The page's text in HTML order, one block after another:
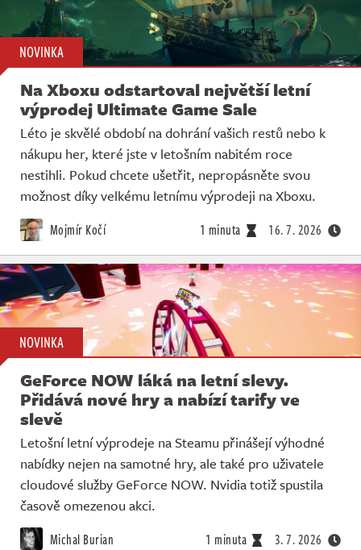
NOVINKA
Na Xboxu odstartoval největší letní
výprodej Ultimate Game Sale
Léto je skvělé období na dohrání vašich restů nebo k
nákupu her, které jste v letošním nabitém roce
nestihli. Pokud chcete ušetřit, nepropásněte svou
možnost díky velkému letnímu výprodeji na Xboxu.
Mojmír Kočí 1 minuta 16. 7. 2026
NOVINKA
GeForce NOW láká na letní slevy.
Přidává nové hry a nabízí tarify ve
slevě
Letošní letní výprodeje na Steamu přinášejí výhodné
nabídky nejen na samotné hry, ale také pro uživatele
cloudové služby GeForce NOW. Nvidia totiž spustila
časově omezenou akci.
Michal Burian 1 minuta 3. 7. 2026